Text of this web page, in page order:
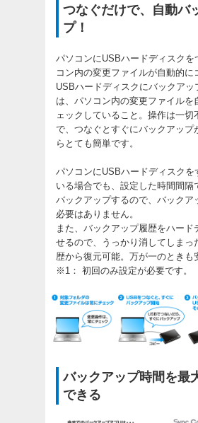
つなぐだけで、自動バ
プ！
パソコンにUSBハードディスクを
コン内の変更ファイルが自動的に
USBハードディスクにバックアッ
は、パソコン内の変更ファイルを
ェックしていること。操作は一切
で、つなぐとすぐにバックアップ
らとても簡単です。
パソコンにUSBハードディスクを
いる場合でも、設定した時間間隔
バックアップするので、バックア
必要はありません。
また、バックアップ履歴をハード
せるので、うっかり消してしまっ
歴から復元可能。万が一のときも
※1： 初回のみ設定が必要です。
バックアップ時間を最
できる